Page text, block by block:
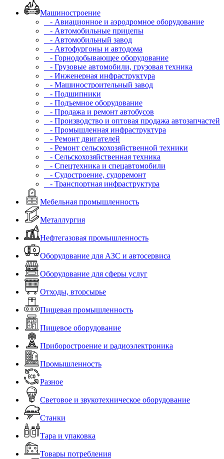
Машиностроение
- Авиационное и аэродромное оборудование
- Автомобильные прицепы
- Автомобильный завод
- Автофургоны и автодома
- Горнодобывающее оборудование
- Грузовые автомобили, грузовая техника
- Инженерная инфраструктура
- Машиностроительный завод
- Подшипники
- Подъемное оборудование
- Продажа и ремонт автобусов
- Производство и оптовая продажа автозапчастей
- Промышленная инфраструктура
- Ремонт двигателей
- Ремонт сельскохозяйственной техники
- Сельскохозяйственная техника
- Спецтехника и спецавтомобили
- Судостроение, судоремонт
- Транспортная инфраструктура
Мебельная промышленность
Металлургия
Нефтегазовая промышленность
Оборудование для АЗС и автосервиса
Оборудование для сферы услуг
Отходы, вторсырье
Пищевая промышленность
Пищевое оборудование
Приборостроение и радиоэлектроника
Промышленность
Разное
Световое и звукотехническое оборудование
Станки
Тара и упаковка
Товары потребления